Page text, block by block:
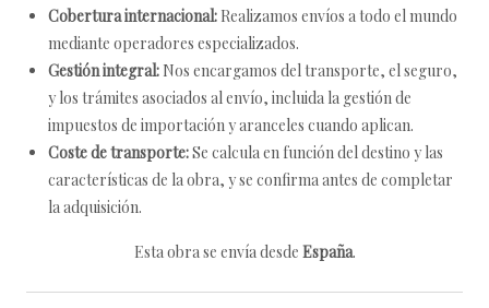
Cobertura internacional: Realizamos envíos a todo el mundo
mediante operadores especializados.
Gestión integral: Nos encargamos del transporte, el seguro,
y los trámites asociados al envío, incluida la gestión de
impuestos de importación y aranceles cuando aplican.
Coste de transporte:Se calcula en función del destino y las
características de la obra, y se confirma antes de completar
la adquisición.
Esta obra se envía desde España.